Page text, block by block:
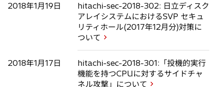
2018年1月19日
hitachi-sec-2018-302: 日立ディスク
アレイシステムにおけるSVP セキュ
リティホール(2017年12月分)対策に
ついて
2018年1月17日
hitachi-sec-2018-301:「投機的実行
機能を持つCPUに対するサイドチャ
ネル攻撃」について